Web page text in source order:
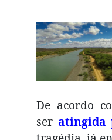
De acordo
ser atingida